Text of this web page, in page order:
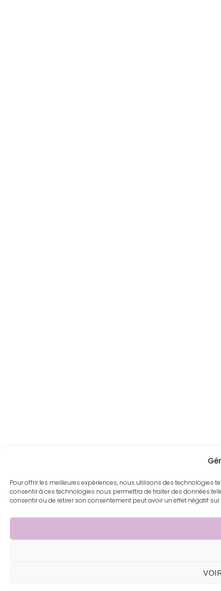
Pour offrir les meilleures expériences, nous utilisons des technologies
consentir à ces technologies nous permettra de traiter des données
consentir ou de retirer son consentement peut avoir un effet négatif